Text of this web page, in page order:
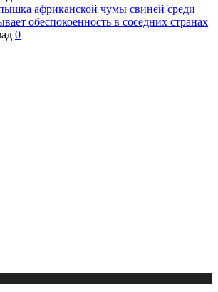
африканской чумы свиней среди
обеспокоенность в соседних странах
0